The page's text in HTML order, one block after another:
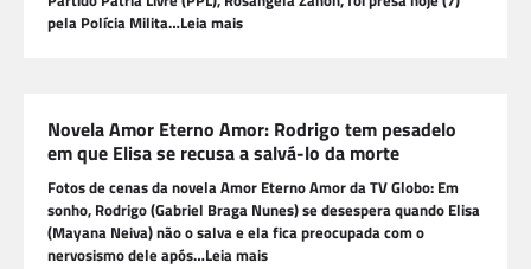
pela Polícia Milita…Leia mais
Novela Amor Eterno Amor: Rodrigo tem pesadelo
em que Elisa se recusa a salvá-lo da morte
Fotos de cenas da novela Amor Eterno Amor da TV Globo: Em
sonho, Rodrigo (Gabriel Braga Nunes) se desespera quando Elisa
(Mayana Neiva) não o salva e ela fica preocupada com o
nervosismo dele após…Leia mais